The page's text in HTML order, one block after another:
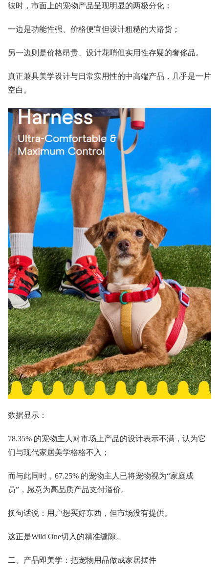
彼时，市面上的宠物产品呈现明显的两极分化：
一边是功能性强、价格便宜但设计粗糙的大路货；
另一边则是价格昂贵、设计花哨但实用性存疑的奢侈品。
真正兼具美学设计与日常实用性的中高端产品，几乎是一片
空白。
数据显示：
78.35% 的宠物主人对市场上产品的设计表示不满，认为它
们与现代家居美学格格不入；
而与此同时，67.25% 的宠物主人已将宠物视为“家庭成
员”，愿意为高品质产品支付溢价。
换句话说：用户想买好东西，但市场没有提供。
这正是Wild One切入的精准缝隙。
二、产品即美学：把宠物用品做成家居摆件